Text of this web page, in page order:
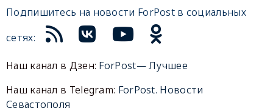
Подпишитесь на новости ForPost в социальных
сетях:
Наш канал в Дзен: ForPost— Лучшее
Наш канал в Telegram: ForPost. Новости
Севастополя